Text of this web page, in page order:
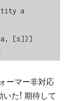
a
[s])]
ーマー非対応
いた! 期待して